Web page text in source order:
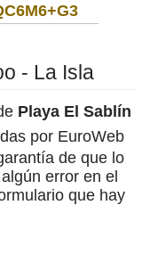
- La Isla
Playa El Sablín
por EuroWeb
de que lo
error en el
que hay